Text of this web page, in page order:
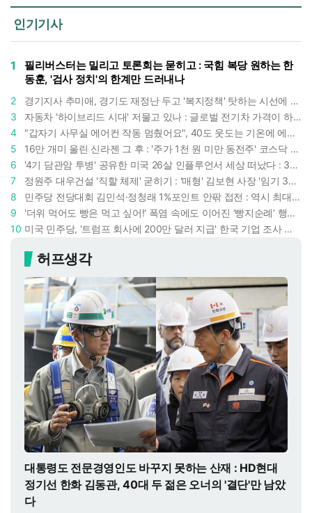
인기기사
1
필리버스터는 밀리고 토론회는 묻히고 : 국힘 복당 원하는 한
동훈, '검사 정치'의 한계만 드러내나
2
경기지사 추미애, 경기도 재정난 두고 '복지정책' 탓하는 시선에 정면 반박 : "고령자와 아이 인구 급증"
3
자동차 '하이브리드 시대' 저물고 있나 : 글로벌 전기차 가격이 하이브리드 차보다 낮아졌다
4
"갑자기 사무실 에어컨 작동 멈췄어요", 40도 웃도는 기온에 에어컨도 숨이 찬다
5
16만 개미 울린 신라젠 그 후 : '주가 1천 원 미만 동전주' 코스닥 38곳 코스피 10곳, 총 48곳 이르렀다
6
'4기 담관암 투병' 공유한 미국 26살 인플루언서 세상 떠났다 : 3년간 보여준 희망과 용기
7
정원주 대우건설 '직할 체제' 굳히기 : '매형' 김보현 사장 '임기 3년' 받고 4개월 만에 물러났다
8
민주당 전당대회 김민석·정청래 1%포인트 안팎 접전 : 역시 최대 승부처는 호남과 수도권
9
'더위 먹어도 빵은 먹고 싶어!' 폭염 속에도 이어진 ‘빵지순례’ 행렬 : 성심당이 대기 손님 위해 준비한 것들
10
미국 민주당, '트럼프 회사에 200만 달러 지급' 한국 기업 조사 착수 : 트럼프 덕분에 이득 챙기려 했나
허프생각
대통령도 전문경영인도 바꾸지 못하는 산재 : HD현대
정기선 한화 김동관, 40대 두 젊은 오너의 '결단'만 남았
다